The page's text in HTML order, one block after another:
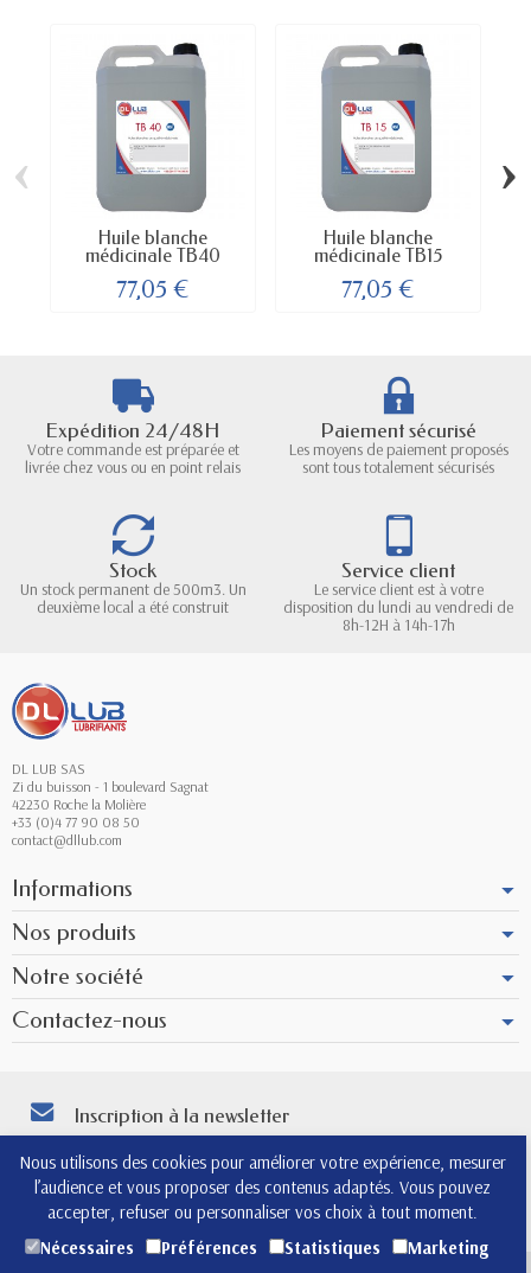
Nous utilisons des cookies pour améliorer votre expérience, mesurer
l’audience et vous proposer des contenus adaptés. Vous pouvez
accepter, refuser ou personnaliser vos choix à tout moment.
Nécessaires
Préférences Statistiques Marketing
Huile blanche
médicinale TB40
77,05 €
Huile blanche
médicinale TB15
77,05 €
‹ ›
Expédition 24/48H
Votre commande est préparée et
livrée chez vous ou en point relais
Paiement sécurisé
Les moyens de paiement proposés
sont tous totalement sécurisés
Stock
Un stock permanent de 500m3. Un
deuxième local a été construit
Service client
Le service client est à votre
disposition du lundi au vendredi de
8h-12H à 14h-17h
DL LUB SAS
Zi du buisson - 1 boulevard Sagnat
42230 Roche la Molière
+33 (0)4 77 90 08 50
contact@dllub.com
Informations
Nos produits
Notre société
Contactez-nous
Inscription à la newsletter
informations de contact dans les conditions d'utilisation du site.
4.8
(567)